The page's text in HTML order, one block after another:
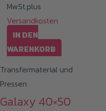
MwSt.plus
Versandkosten
IN DEN
WARENKORB
Transfermaterial und
Pressen
Galaxy 40×50